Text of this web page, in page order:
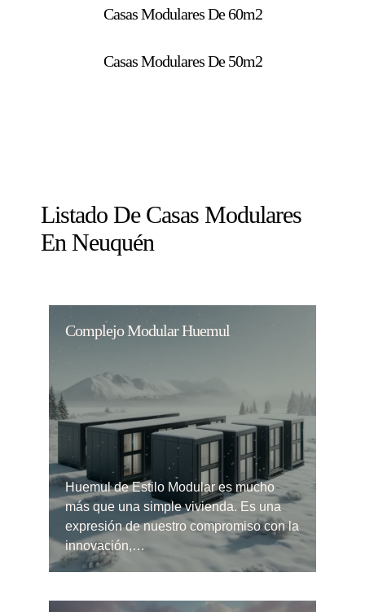
Casas Modulares De 60m2
Casas Modulares De 50m2
Listado De Casas Modulares
En Neuquén
Complejo Modular Huemul
Huemul de Estilo Modular es mucho
más que una simple vivienda. Es una
expresión de nuestro compromiso con la
innovación,…